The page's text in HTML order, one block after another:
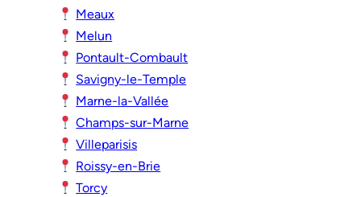
Meaux
Melun
Pontault-Combault
Savigny-le-Temple
Marne-la-Vallée
Champs-sur-Marne
Villeparisis
Roissy-en-Brie
Torcy